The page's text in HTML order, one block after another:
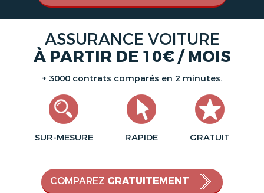
ASSURANCE VOITURE
À PARTIR DE 10€ / MOIS
+ 3000 contrats comparés en 2 minutes.
SUR-MESURE RAPIDE GRATUIT
COMPAREZ GRATUITEMENT